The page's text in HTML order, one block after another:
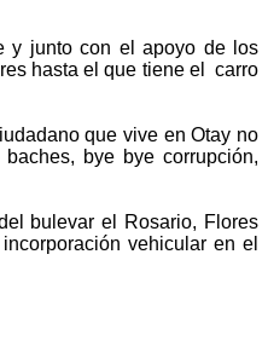
y junto con el apoyo de los
hasta el que tiene el carro
que vive en Otay no
bye bye corrupción,
bulevar el Rosario, Flores
vehicular en el